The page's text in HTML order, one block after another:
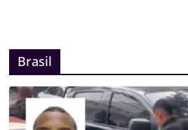
Brasil